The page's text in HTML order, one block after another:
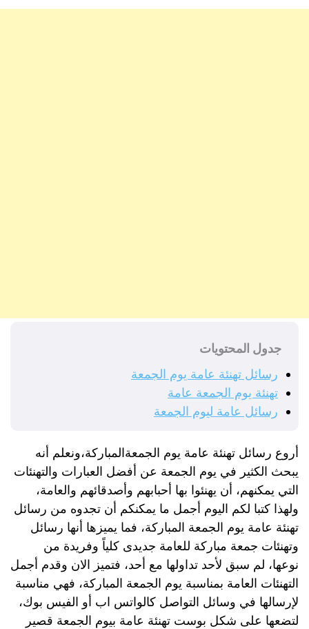
جدول المحتويات
رسائل تهنئة عامة يوم الجمعة
تهنئة يوم الجمعة عامة
رسائل عامة ليوم الجمعة
أروع رسائل تهنئة عامة يوم الجمعةالمباركة،ونعلم أنه
يبحث الكثير في يوم الجمعة عن أفضل العبارات والتهنئات
التي يمكنهم، أن يهنئوا بها أحبابهم وأصدقائهم والعامة،
ولهذا كتبا لكم اليوم أجمل ما يمكنكم أن تجدوه من رسائل
تهنئة عامة يوم الجمعة المباركة، فما يميزها أنها رسائل
وتهنئات جمعة مباركة للعامة جديدى كلياً وفريدة من
نوعها، لم سبق لأحد تداولها مع أحد، فتميز الان وقدم أجمل
التهنئات العامة بمناسبة يوم الجمعة المباركة، فهي مناسبة
لإرسالها في وسائل التواصل كالواتس اب أو الفيس بوك،
لتضعها على شكل بوست تهنئة عامة بيوم الجمعة قصير